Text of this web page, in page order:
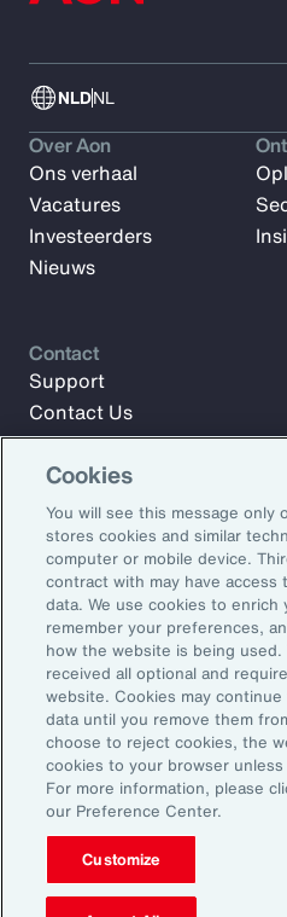
NLDNL
artikelen, rapporten en updates
E-mailadres:
Aanmelden
Over Aon
Ons verhaal
Vacatures
Investeerders
Nieuws
Contact
Support
Contact Us
©2026 Aon plc. Alle rechten
SitemapPrivacy Statement
E-mailvoorkeurenDienstenwijzer
Transparantie over beloningen
Klokkenluidersregeling Herken
Cookies
You will see this message only
stores cookies and similar
computer or mobile device.
contract with may have access
data. We use cookies to enrich
remember your preferences,
how the website is being used.
received all optional and
website. Cookies may
data until you remove them
choose to reject cookies, the
cookies to your browser
For more information, please
our Preference Center.
Customize